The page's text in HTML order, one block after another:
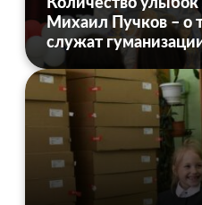
Михаил Пучков – о
служат